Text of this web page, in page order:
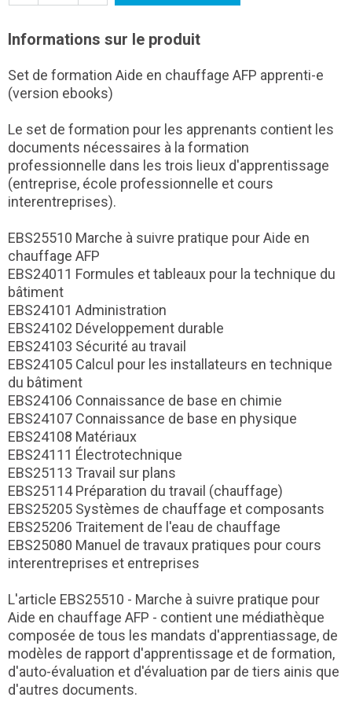
Informations sur le produit
Set de formation Aide en chauffage AFP apprenti-e
(version ebooks)
Le set de formation pour les apprenants contient les
documents nécessaires à la formation
professionnelle dans les trois lieux d'apprentissage
(entreprise, école professionnelle et cours
interentreprises).
EBS25510 Marche à suivre pratique pour Aide en
chauffage AFP
EBS24011 Formules et tableaux pour la technique du
bâtiment
EBS24101 Administration
EBS24102 Développement durable
EBS24103 Sécurité au travail
EBS24105 Calcul pour les installateurs en technique
du bâtiment
EBS24106 Connaissance de base en chimie
EBS24107 Connaissance de base en physique
EBS24108 Matériaux
EBS24111 Électrotechnique
EBS25113 Travail sur plans
EBS25114 Préparation du travail (chauffage)
EBS25205 Systèmes de chauffage et composants
EBS25206 Traitement de l'eau de chauffage
EBS25080 Manuel de travaux pratiques pour cours
interentreprises et entreprises
L'article EBS25510 - Marche à suivre pratique pour
Aide en chauffage AFP - contient une médiathèque
composée de tous les mandats d'apprentiassage, de
modèles de rapport d'apprentissage et de formation,
d'auto-évaluation et d'évaluation par de tiers ainis que
d'autres documents.